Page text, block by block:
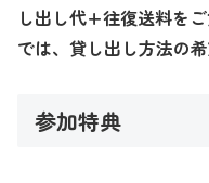
し出し代+往復送料を
では、貸し出し方法の
参加特典